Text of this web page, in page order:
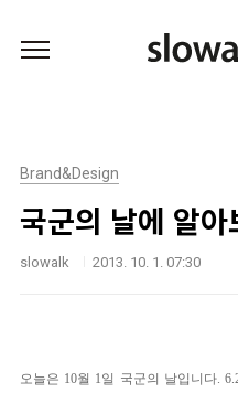
Brand&Design
국군의 날에 알
slowalk 2013. 10. 1. 07:30
오늘은 10월 1일 국군의 날입니다.